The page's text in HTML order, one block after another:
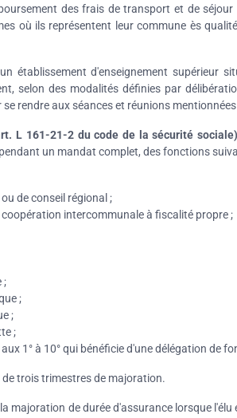
des frais de transport et de
où ils représentent leur commune ès
établissement d'enseignement supérieur
selon des modalités définies par
rendre aux séances et réunions
L 161-21-2 du code de la sécurité sociale)
un mandat complet, des fonctions
de conseil régional ;
intercommunale à fiscalité propre ;
;
;
;
;
1° à 10° qui bénéficie d'une délégation de
trois trimestres de majoration.
majoration de durée d'assurance lorsque